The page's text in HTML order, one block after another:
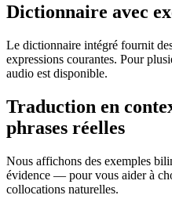
Dictionnaire avec
Le dictionnaire intégré fournit
expressions courantes. Pour
audio est disponible.
Traduction en
phrases réelles
Nous affichons des exemples
évidence — pour vous aider à
collocations naturelles.